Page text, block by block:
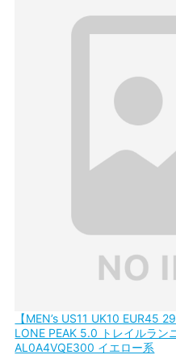
【MEN’s US11 UK10 EUR45
LONE PEAK 5.0 トレイルラン
AL0A4VQE300 イエロー系